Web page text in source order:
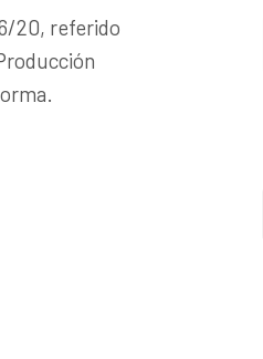
20, referido